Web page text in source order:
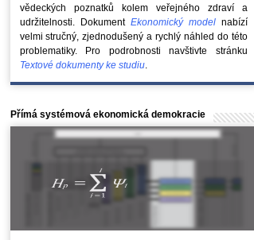
vědeckých poznatků kolem veřejného zdraví a
udržitelnosti. Dokument Ekonomický modelnabízí
velmi stručný, zjednodušený a rychlý náhled do této
problematiky. Pro podrobnosti navštivte stránku
Textové dokumenty ke studiu.
Přímá systémová ekonomická demokracie